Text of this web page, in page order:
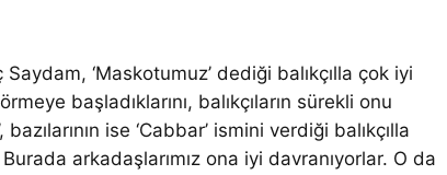
‘Maskotumuz’ dediği balıkçılla çok iyi
başladıklarını, balıkçıların sürekli onu
ise ‘Cabbar’ ismini verdiği balıkçılla
arkadaşlarımız ona iyi davranıyorlar. O da